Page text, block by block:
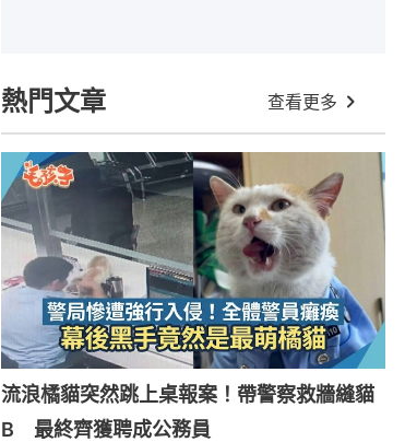
熱門文章 查看更多
流浪橘貓突然跳上桌報案！帶警察救牆縫貓
B 最終齊獲聘成公務員